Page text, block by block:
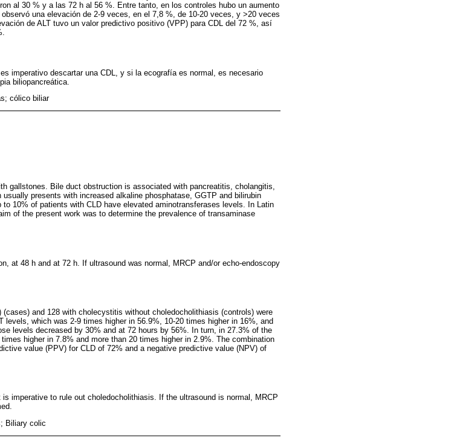
al 30 % y a las 72 h al 56 %. Entre tanto, en los controles hubo un aumento
una elevación de 2-9 veces, en el 7,8 %, de 10-20 veces, y >20 veces
de ALT tuvo un valor predictivo positivo (VPP) para CDL del 72 %, así
imperativo descartar una CDL, y si la ecografía es normal, es necesario
biliopancreática.
cólico biliar
gallstones. Bile duct obstruction is associated with pancreatitis, cholangitis,
presents with increased alkaline phosphatase, GGTP and bilirubin
10% of patients with CLD have elevated aminotransferases levels. In Latin
of the present work was to determine the prevalence of transaminase
at 48 h and at 72 h. If ultrasound was normal, MRCP and/or echo-endoscopy
and 128 with cholecystitis without choledocholithiasis (controls) were
levels, which was 2-9 times higher in 56.9%, 10-20 times higher in 16%, and
levels decreased by 30% and at 72 hours by 56%. In turn, in 27.3% of the
higher in 7.8% and more than 20 times higher in 2.9%. The combination
value (PPV) for CLD of 72% and a negative predictive value (NPV) of
imperative to rule out choledocholithiasis. If the ultrasound is normal, MRCP
Biliary colic